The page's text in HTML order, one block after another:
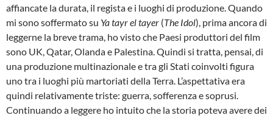
affiancate la durata, il regista e i luoghi di produzione. Quando
mi sono soffermato su Ya tayr el tayer (The Idol), prima ancora di
leggerne la breve trama, ho visto che Paesi produttori del film
sono UK, Qatar, Olanda e Palestina. Quindi si tratta, pensai, di
una produzione multinazionale e tra gli Stati coinvolti figura
uno tra i luoghi più martoriati della Terra. L’aspettativa era
quindi relativamente triste: guerra, sofferenza e soprusi.
Continuando a leggere ho intuito che la storia poteva avere dei